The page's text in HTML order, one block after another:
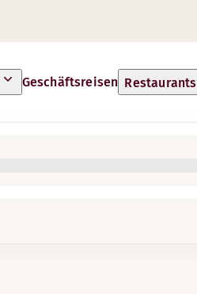
Geschäftsreisen Restaurants